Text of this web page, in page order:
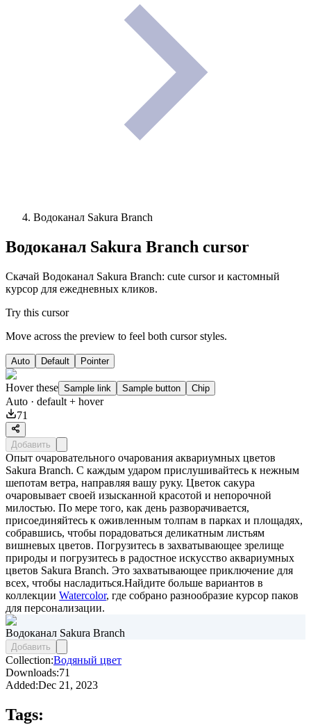
Водоканал Sakura Branch
Водоканал Sakura Branch cursor
Скачай Водоканал Sakura Branch: cute cursor и кастомный
курсор для ежедневных кликов.
Try this cursor
Move across the preview to feel both cursor styles.
Auto Default Pointer
Hover these Sample link Sample button Chip
Auto · default + hover
71
Добавить
Опыт очаровательного очарования аквариумных цветов
Sakura Branch. С каждым ударом прислушивайтесь к нежным
шепотам ветра, направляя вашу руку. Цветок сакура
очаровывает своей изысканной красотой и непорочной
милостью. По мере того, как день разворачивается,
присоединяйтесь к оживленным толпам в парках и площадях,
собравшись, чтобы порадоваться деликатным листьям
вишневых цветов. Погрузитесь в захватывающее зрелище
природы и погрузитесь в радостное искусство аквариумных
цветов Sakura Branch. Это захватывающее приключение для
всех, чтобы насладиться.Найдите больше вариантов в
коллекции Watercolor, где собрано разнообразие курсор паков
для персонализации.
Водоканал Sakura Branch
Добавить
Collection:Водяный цвет
Downloads:71
Added:Dec 21, 2023
Tags: